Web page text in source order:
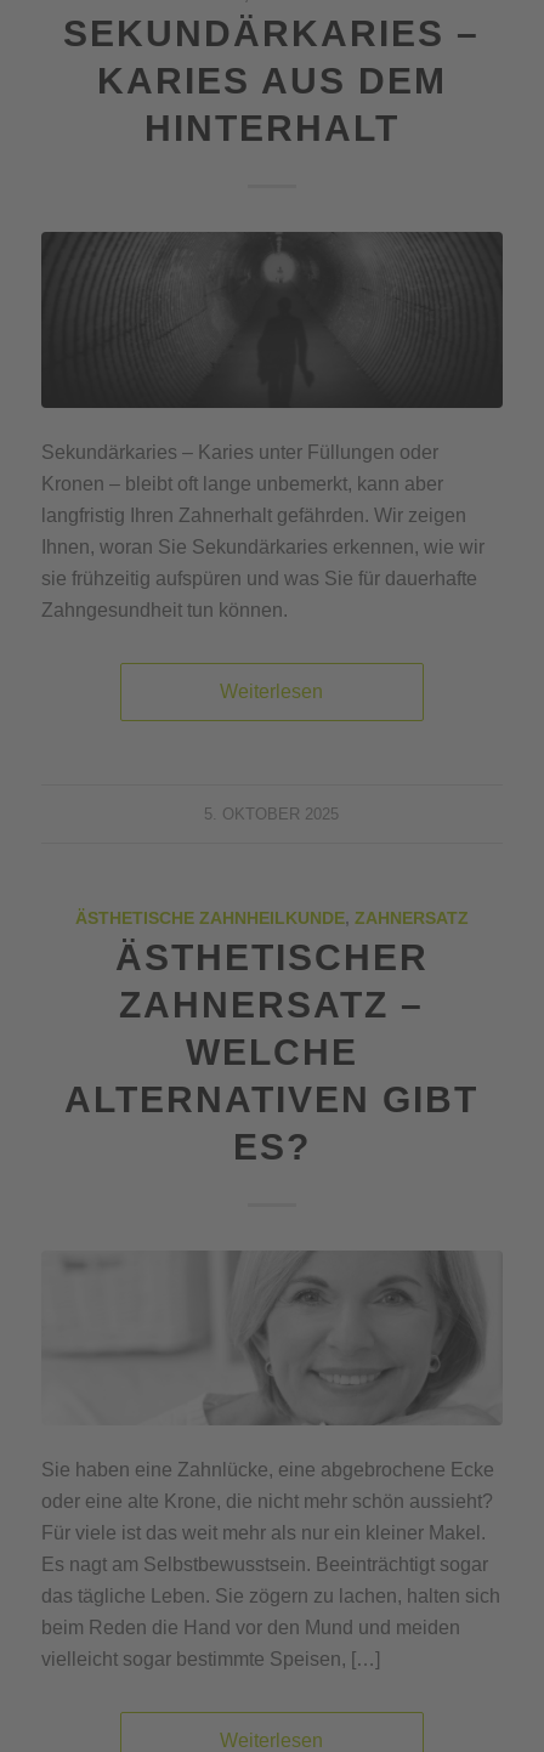
SEKUNDÄRKARIES –
KARIES AUS DEM
HINTERHALT
Sekundärkaries – Karies unter Füllungen oder
Kronen – bleibt oft lange unbemerkt, kann aber
langfristig Ihren Zahnerhalt gefährden. Wir zeigen
Ihnen, woran Sie Sekundärkaries erkennen, wie wir
sie frühzeitig aufspüren und was Sie für dauerhafte
Zahngesundheit tun können.
Weiterlesen
5. OKTOBER 2025
ÄSTHETISCHE ZAHNHEILKUNDE, ZAHNERSATZ
ÄSTHETISCHER
ZAHNERSATZ –
WELCHE
ALTERNATIVEN GIBT
ES?
Sie haben eine Zahnlücke, eine abgebrochene Ecke
oder eine alte Krone, die nicht mehr schön aussieht?
Für viele ist das weit mehr als nur ein kleiner Makel.
Es nagt am Selbstbewusstsein. Beeinträchtigt sogar
das tägliche Leben. Sie zögern zu lachen, halten sich
beim Reden die Hand vor den Mund und meiden
vielleicht sogar bestimmte Speisen, […]
Weiterlesen